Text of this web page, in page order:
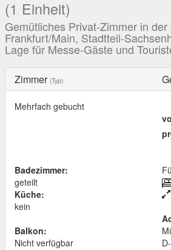
(1 Einheit)
Gemütliches Privat-Zimmer in der
Frankfurt/Main, Stadtteil-
Lage für Messe-Gäste und
Zimmer (Typ)
Mehrfach gebucht
Badezimmer:
geteilt
Küche:
kein
Balkon:
Nicht verfügbar
D-